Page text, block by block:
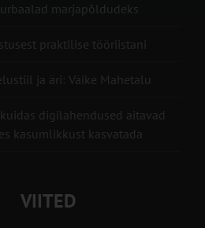
marjapõldudeks
praktilise tööriistani
ja äri: Väike Mahetalu
digilahendused aitavad
kasumlikkust kasvatada
VIITED